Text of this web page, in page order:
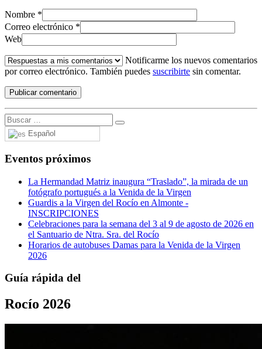
Nombre *
Correo electrónico *
Web
Notificarme los nuevos comentarios
por correo electrónico. También puedes suscribirte sin comentar.
Español
Eventos próximos
La Hermandad Matriz inaugura “Traslado”, la mirada de un
fotógrafo portugués a la Venida de la Virgen
Guardis a la Virgen del Rocío en Almonte -
INSCRIPCIONES
Celebraciones para la semana del 3 al 9 de agosto de 2026 en
el Santuario de Ntra. Sra. del Rocío
Horarios de autobuses Damas para la Venida de la Virgen
2026
Guía rápida del
Rocío 2026